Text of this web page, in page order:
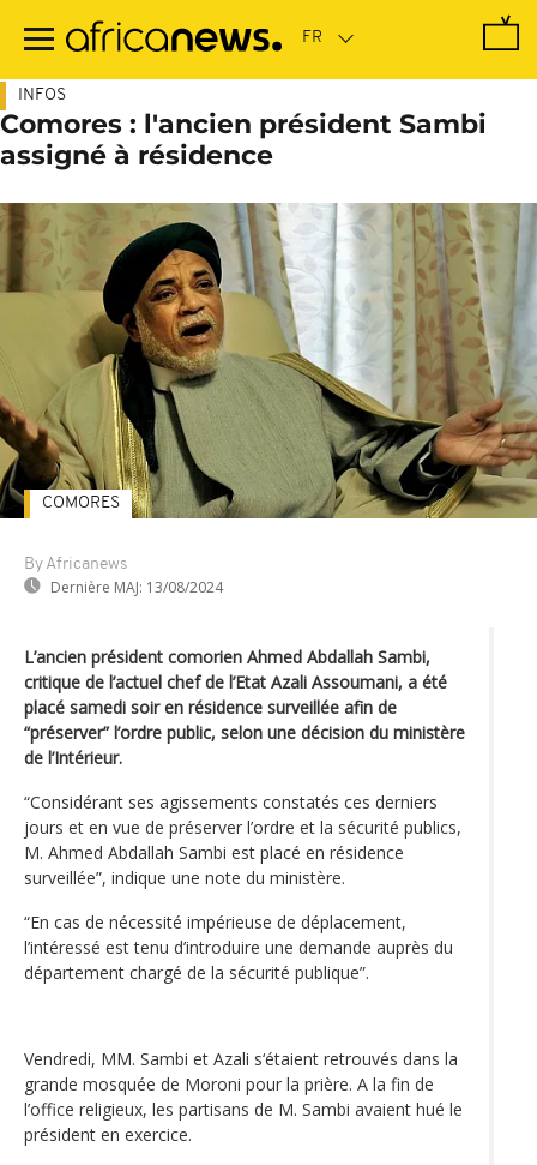
contenu
INFOS
Comores : l'ancien président Sambi
assigné à résidence
By Africanews
Dernière MAJ: 13/08/2024
COMORES
L’ancien président comorien Ahmed Abdallah Sambi,
critique de l’actuel chef de l’Etat Azali Assoumani, a été
placé samedi soir en résidence surveillée afin de
“préserver” l’ordre public, selon une décision du ministère
de l’Intérieur.
“Considérant ses agissements constatés ces derniers
jours et en vue de préserver l’ordre et la sécurité publics,
M. Ahmed Abdallah Sambi est placé en résidence
surveillée”, indique une note du ministère.
“En cas de nécessité impérieuse de déplacement,
l’intéressé est tenu d’introduire une demande auprès du
département chargé de la sécurité publique”.
Vendredi, MM. Sambi et Azali s‘étaient retrouvés dans la
grande mosquée de Moroni pour la prière. A la fin de
l’office religieux, les partisans de M. Sambi avaient hué le
président en exercice.